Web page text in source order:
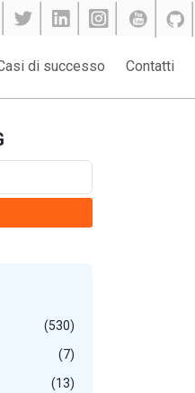
di successo Contatti
(530)
(7)
(13)